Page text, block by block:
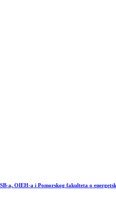
a, OIEH-a i Pomorskog fakulteta o